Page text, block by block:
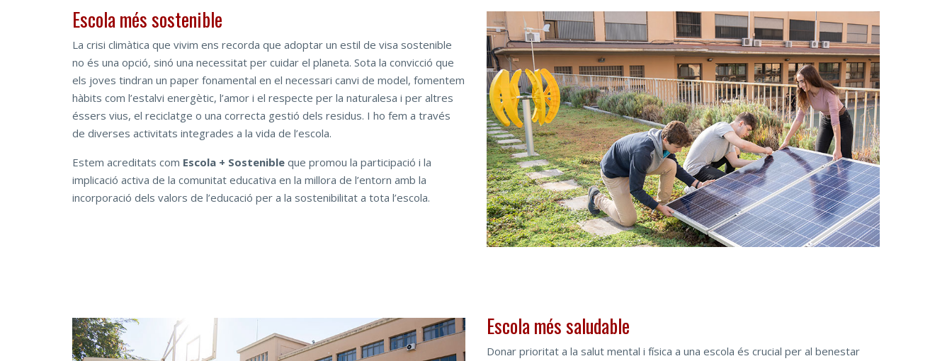
Escola més sostenible
La crisi climàtica que vivim ens recorda que adoptar un estil de visa sostenible
no és una opció, sinó una necessitat per cuidar el planeta. Sota la convicció que
els joves tindran un paper fonamental en el necessari canvi de model, fomentem
hàbits com l’estalvi energètic, l’amor i el respecte per la naturalesa i per altres
éssers vius, el reciclatge o una correcta gestió dels residus. I ho fem a través
de diverses activitats integrades a la vida de l’escola.
Estem acreditats com Escola + Sostenible que promou la participació i la
implicació activa de la comunitat educativa en la millora de l’entorn amb la
incorporació dels valors de l’educació per a la sostenibilitat a tota l’escola.
Escola més saludable
Donar prioritat a la salut mental i física a una escola és crucial per al benestar